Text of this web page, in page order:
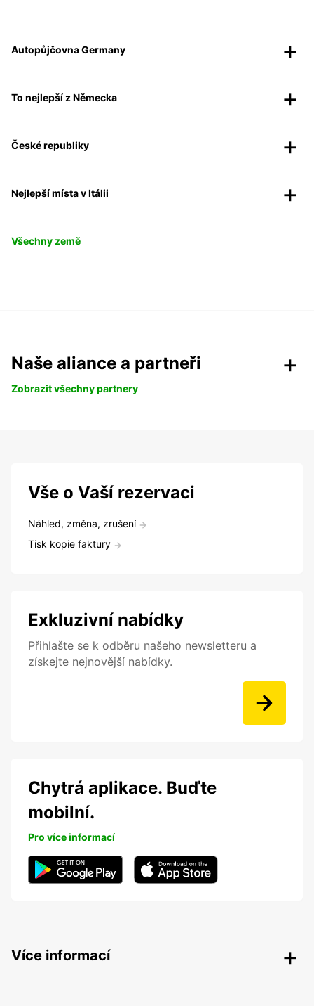
Autopůjčovna Germany
To nejlepší z Německa
České republiky
Nejlepší místa v Itálii
Všechny země
Naše aliance a partneři
Zobrazit všechny partnery
Vše o Vaší rezervaci
Náhled, změna, zrušení
Tisk kopie faktury
Exkluzivní nabídky
Přihlašte se k odběru našeho newsletteru a
získejte nejnovější nabídky.
Chytrá aplikace. Buďte
mobilní.
Pro více informací
Více informací